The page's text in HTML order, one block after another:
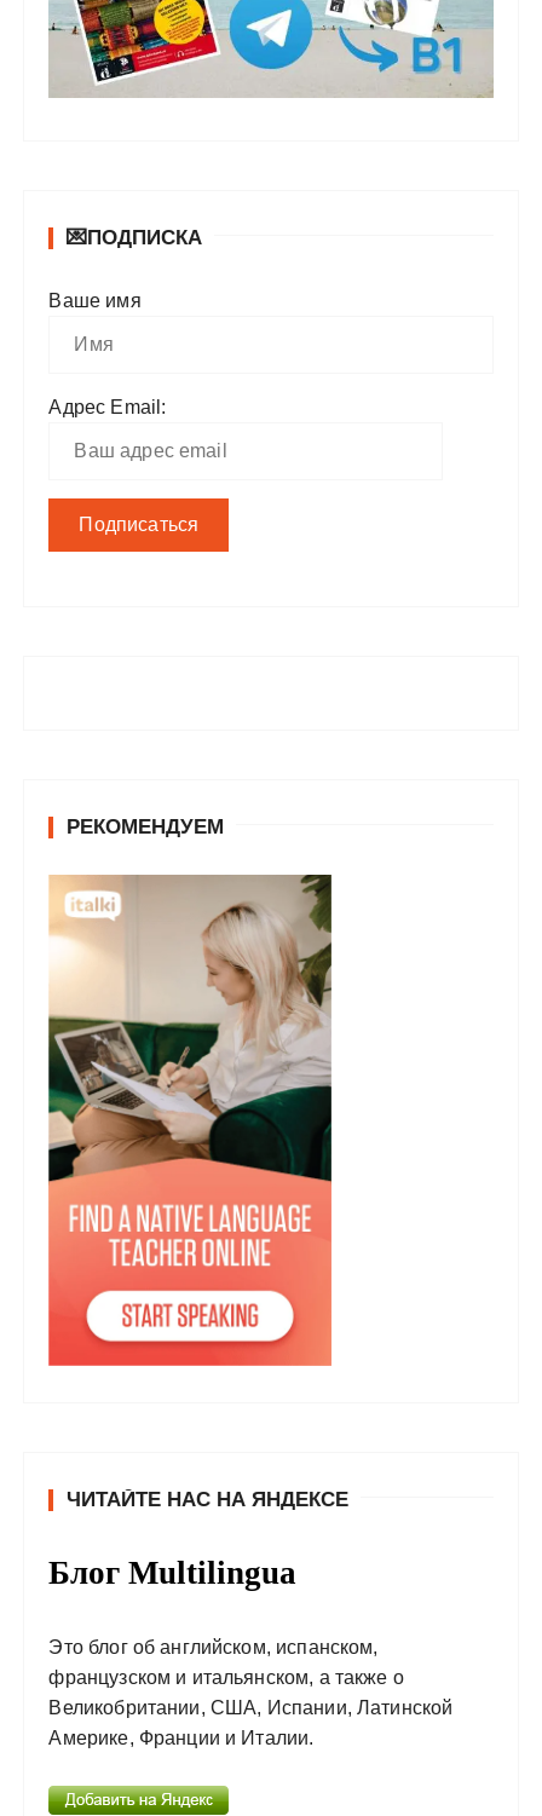
💌ПОДПИСКА
Ваше имя
Адрес Email:
РЕКОМЕНДУЕМ
ЧИТАЙТЕ НАС НА ЯНДЕКСЕ
Блог Multilingua
Это блог об английском, испанском,
французском и итальянском, а также о
Великобритании, США, Испании, Латинской
Америке, Франции и Италии.